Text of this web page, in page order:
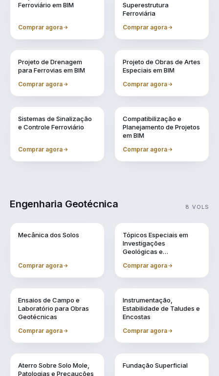
Ferroviário em BIM
Comprar agora
Superestrutura
Ferroviária
Comprar agora
Projeto de Drenagem
para Ferrovias em BIM
Comprar agora
Projeto de Obras de Artes
Especiais em BIM
Comprar agora
Sistemas de Sinalização
e Controle Ferroviário
Comprar agora
Compatibilização e
Planejamento de Projetos
em BIM
Comprar agora
Engenharia Geotécnica 8 VOLS
Mecânica dos Solos
Comprar agora
Vol. 10
Tópicos Especiais em
Investigações
Geológicas e
Comprar agora
Ensaios de Campo e
Laboratório para Obras
Geotécnicas
Comprar agora
Instrumentação,
Estabilidade de Taludes e
Encostas
Comprar agora
Aterro Sobre Solo Mole,
Patologias e Precauções
Fundação Superficial